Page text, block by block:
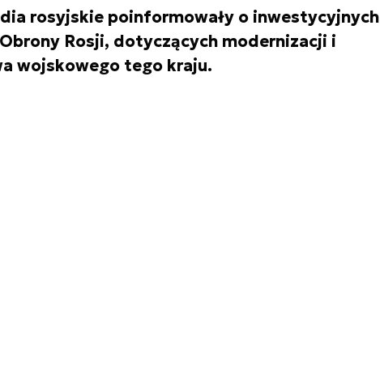
rosyjskie poinformowały o inwestycyjnych
Rosji, dotyczących modernizacji i
wojskowego tego kraju.